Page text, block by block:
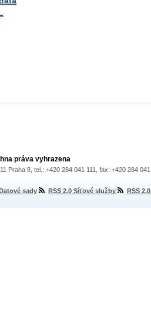
práva vyhrazena
Praha 8, tel.: +420 284 041 111, fax: +420 284
sady RSS 2.0 Síťové služby RSS